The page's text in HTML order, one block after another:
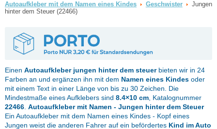
Autoaufkleber mit dem Namen eines Kindes Geschwister
Jungen
hinter dem Steuer (22466)
Einen Autoaufkleber jungen hinter dem steuerbieten wir in 24
Farben an und ergänzen ihn mit dem Namen eines Kindes oder
mit einem Text in einer Länge von bis zu 30 Zeichen. Die
Mindestmaße eines Aufklebers sind 8.4×10 cm , Katalognummer
22466 Autoaufkleber mit Namen - Jungen hinter dem Steuer
Ein Autoaufkleber mit dem Namen eines Kindes - Kopf eines
Jungen weist die anderen Fahrer auf ein befördertes Kind im Auto